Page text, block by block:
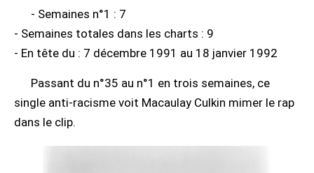
- Semaines n°1 : 7
- Semaines totales dans les charts : 9
- En tête du : 7 décembre 1991 au 18 janvier 1992
Passant du n°35 au n°1 en trois semaines, ce
single anti-racisme voit Macaulay Culkin mimer le rap
dans le clip.